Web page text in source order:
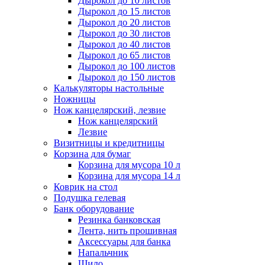
Дырокол до 15 листов
Дырокол до 20 листов
Дырокол до 30 листов
Дырокол до 40 листов
Дырокол до 65 листов
Дырокол до 100 листов
Дырокол до 150 листов
Калькуляторы настольные
Ножницы
Нож канцелярский, лезвие
Нож канцелярский
Лезвие
Визитницы и кредитницы
Корзина для бумаг
Корзина для мусора 10 л
Корзина для мусора 14 л
Коврик на стол
Подушка гелевая
Банк оборудование
Резинка банковская
Лента, нить прошивная
Аксессуары для банка
Напальчник